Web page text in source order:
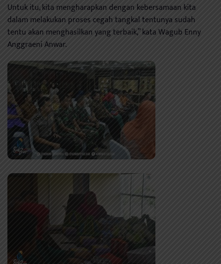
Untuk itu, kita mengharapkan dengan kebersamaan kita
dalam melakukan proses cegah tangkal tentunya sudah
tentu akan menghasilkan yang terbaik,” kata Wagub Enny
Anggraeni Anwar.